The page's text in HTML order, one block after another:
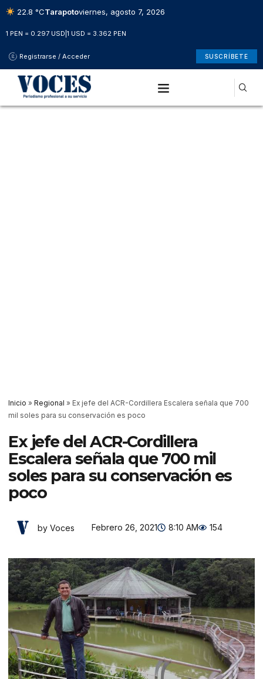
22.8 °CTarapotoviernes, agosto 7, 2026
1 PEN = 0.297 USD 1 USD = 3.362 PEN
Registrarse / Acceder SUSCRÍBETE
Inicio » Regional » Ex jefe del ACR-Cordillera Escalera señala que 700
mil soles para su conservación es poco
Ex jefe del ACR-Cordillera
Escalera señala que 700 mil
soles para su conservación es
poco
by Voces Febrero 26, 2021 8:10 AM 154